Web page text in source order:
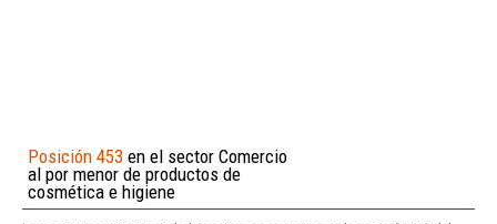
Posición 453 en el sector Comercio
al por menor de productos de
cosmética e higiene